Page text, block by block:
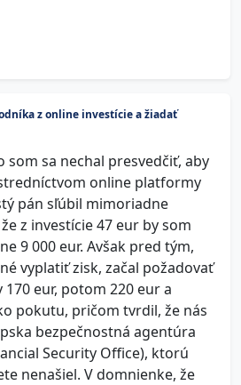
z online investície a žiadať
som sa nechal presvedčiť, aby
online platformy
pán sľúbil mimoriadne
z investície 47 eur by som
9 000 eur. Avšak pred tým,
vyplatiť zisk, začal požadovať
eur, potom 220 eur a
pokutu, pričom tvrdil, že nás
bezpečnostná agentúra
Security Office), ktorú
nenašiel. V domnienke, že